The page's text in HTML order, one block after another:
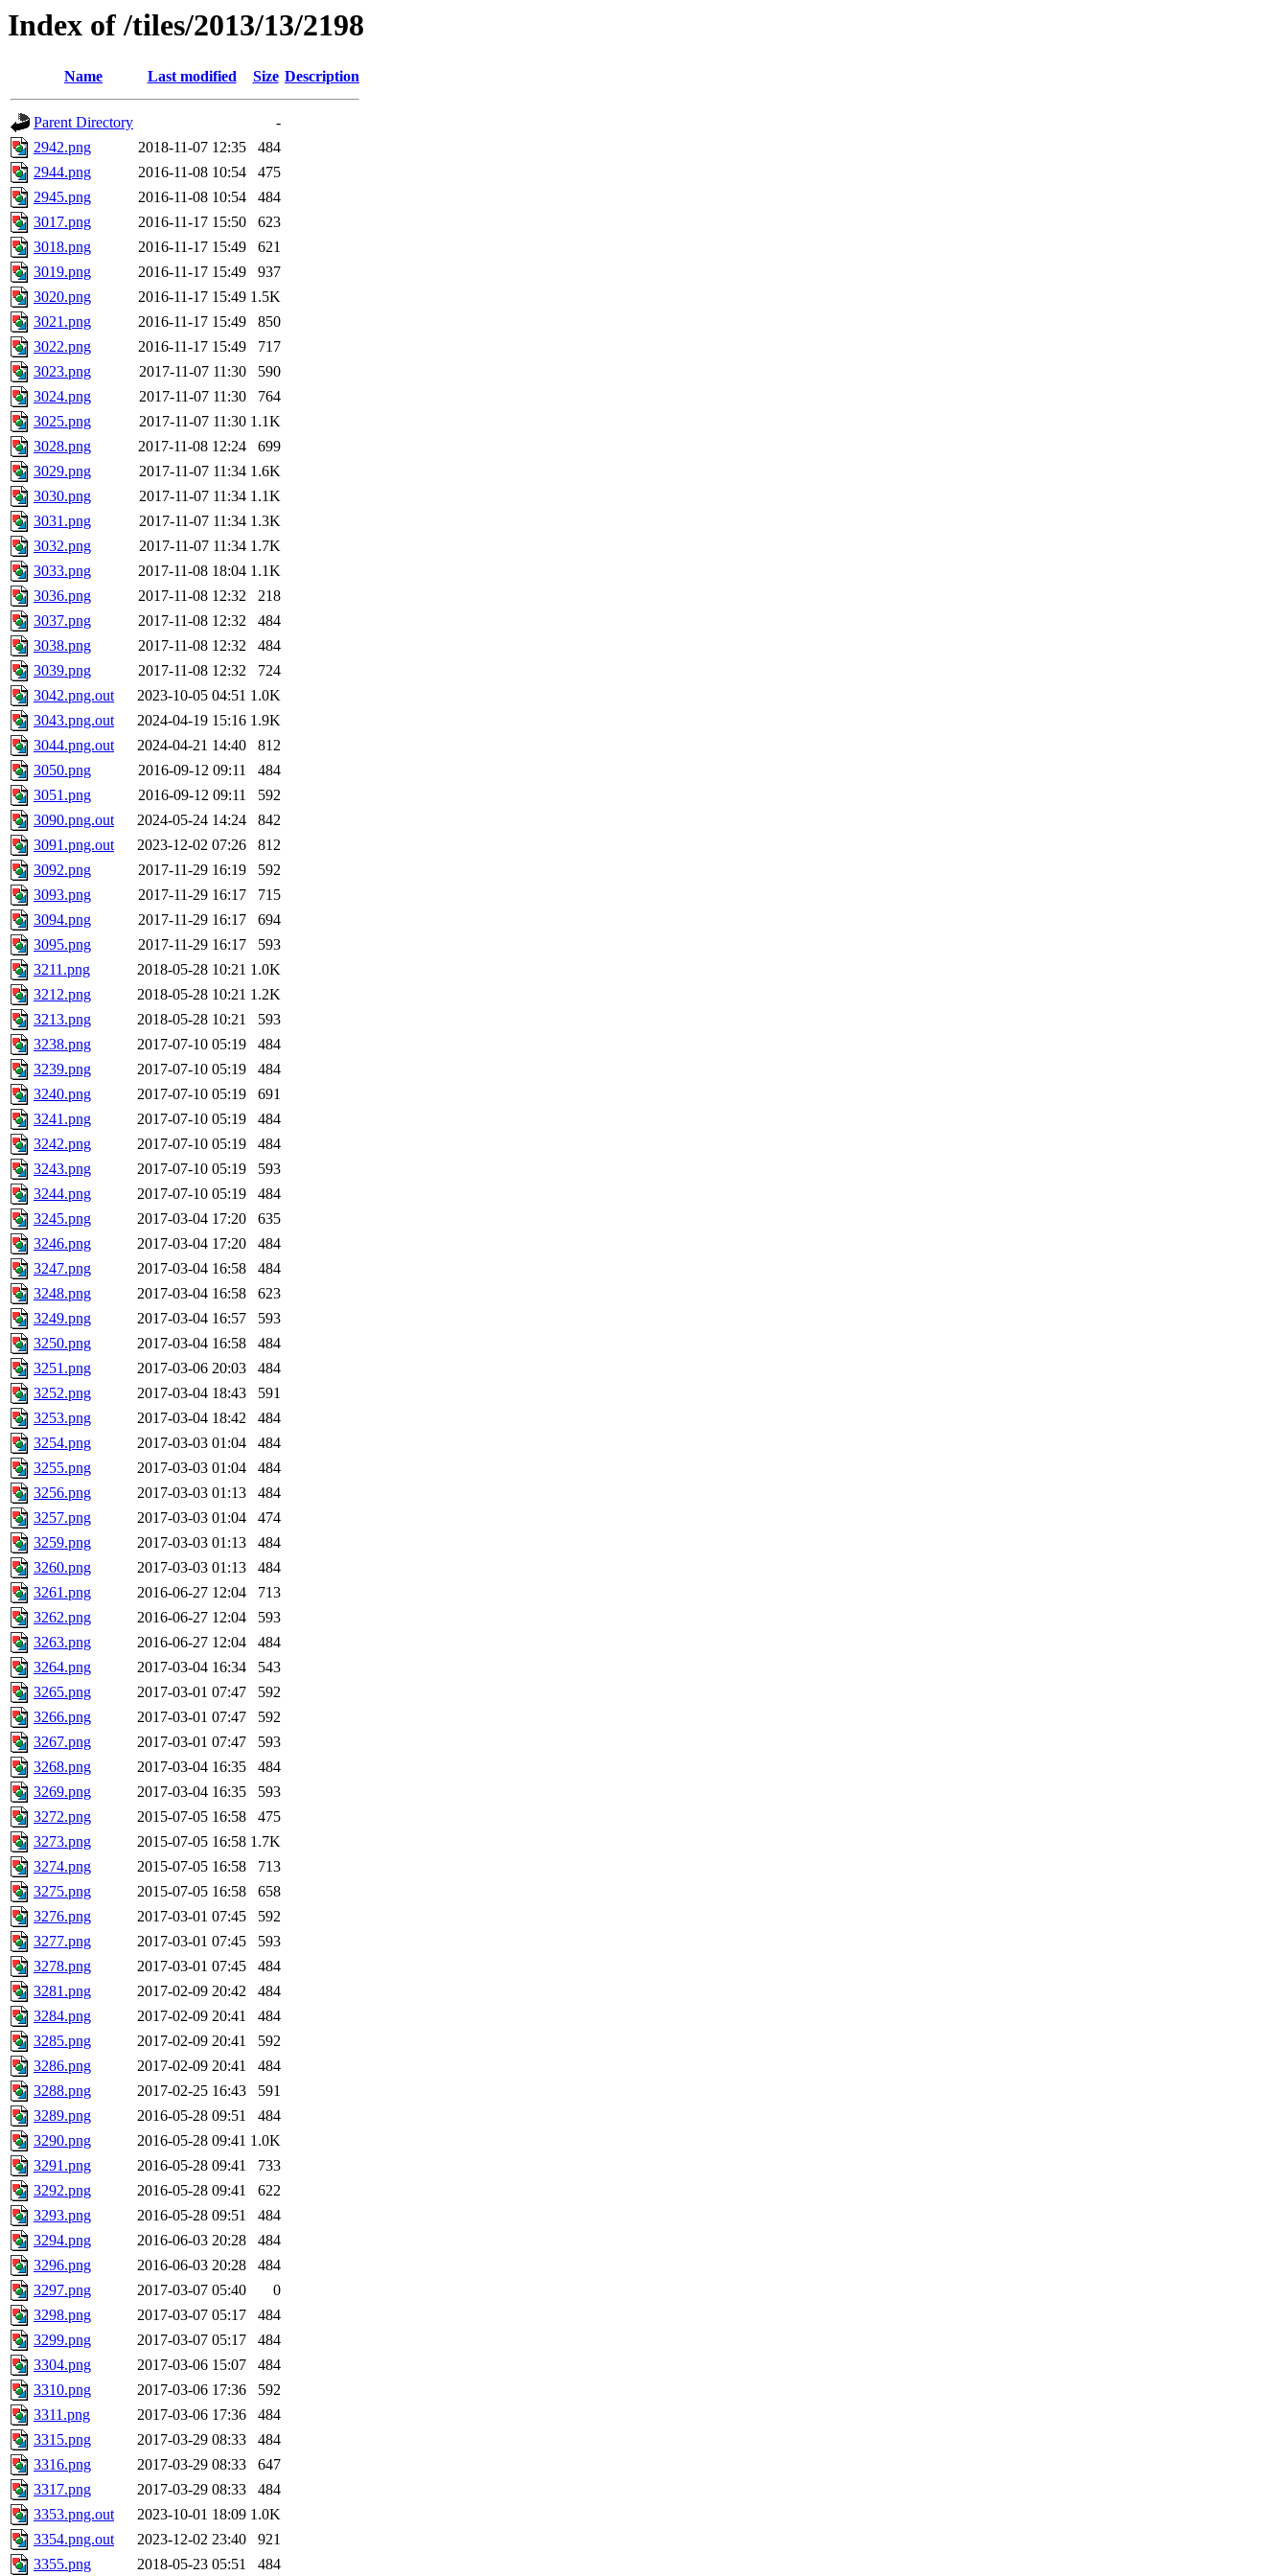
Index of /tiles/2013/13/2198
Name Last modified Size Description
Parent Directory
-
2942.png
2018-11-07 12:35
484
2944.png
2016-11-08 10:54
475
2945.png
2016-11-08 10:54
484
3017.png
2016-11-17 15:50
623
3018.png
2016-11-17 15:49
621
3019.png
2016-11-17 15:49
937
3020.png
2016-11-17 15:49 1.5K
3021.png
2016-11-17 15:49
850
3022.png
2016-11-17 15:49
717
3023.png
2017-11-07 11:30
590
3024.png
2017-11-07 11:30
764
3025.png
2017-11-07 11:30 1.1K
3028.png
2017-11-08 12:24
699
3029.png
2017-11-07 11:34 1.6K
3030.png
2017-11-07 11:34 1.1K
3031.png
2017-11-07 11:34 1.3K
3032.png
2017-11-07 11:34 1.7K
3033.png
2017-11-08 18:04 1.1K
3036.png
2017-11-08 12:32
218
3037.png
2017-11-08 12:32
484
3038.png
2017-11-08 12:32
484
3039.png
2017-11-08 12:32
724
3042.png.out
2023-10-05 04:51 1.0K
3043.png.out
2024-04-19 15:16 1.9K
3044.png.out
2024-04-21 14:40
812
3050.png
2016-09-12 09:11
484
3051.png
2016-09-12 09:11
592
3090.png.out
2024-05-24 14:24
842
3091.png.out
2023-12-02 07:26
812
3092.png
2017-11-29 16:19
592
3093.png
2017-11-29 16:17
715
3094.png
2017-11-29 16:17
694
3095.png
2017-11-29 16:17
593
3211.png
2018-05-28 10:21 1.0K
3212.png
2018-05-28 10:21 1.2K
3213.png
2018-05-28 10:21
593
3238.png
2017-07-10 05:19
484
3239.png
2017-07-10 05:19
484
3240.png
2017-07-10 05:19
691
3241.png
2017-07-10 05:19
484
3242.png
2017-07-10 05:19
484
3243.png
2017-07-10 05:19
593
3244.png
2017-07-10 05:19
484
3245.png
2017-03-04 17:20
635
3246.png
2017-03-04 17:20
484
3247.png
2017-03-04 16:58
484
3248.png
2017-03-04 16:58
623
3249.png
2017-03-04 16:57
593
3250.png
2017-03-04 16:58
484
3251.png
2017-03-06 20:03
484
3252.png
2017-03-04 18:43
591
3253.png
2017-03-04 18:42
484
3254.png
2017-03-03 01:04
484
3255.png
2017-03-03 01:04
484
3256.png
2017-03-03 01:13
484
3257.png
2017-03-03 01:04
474
3259.png
2017-03-03 01:13
484
3260.png
2017-03-03 01:13
484
3261.png
2016-06-27 12:04
713
3262.png
2016-06-27 12:04
593
3263.png
2016-06-27 12:04
484
3264.png
2017-03-04 16:34
543
3265.png
2017-03-01 07:47
592
3266.png
2017-03-01 07:47
592
3267.png
2017-03-01 07:47
593
3268.png
2017-03-04 16:35
484
3269.png
2017-03-04 16:35
593
3272.png
2015-07-05 16:58
475
3273.png
2015-07-05 16:58 1.7K
3274.png
2015-07-05 16:58
713
3275.png
2015-07-05 16:58
658
3276.png
2017-03-01 07:45
592
3277.png
2017-03-01 07:45
593
3278.png
2017-03-01 07:45
484
3281.png
2017-02-09 20:42
484
3284.png
2017-02-09 20:41
484
3285.png
2017-02-09 20:41
592
3286.png
2017-02-09 20:41
484
3288.png
2017-02-25 16:43
591
3289.png
2016-05-28 09:51
484
3290.png
2016-05-28 09:41 1.0K
3291.png
2016-05-28 09:41
733
3292.png
2016-05-28 09:41
622
3293.png
2016-05-28 09:51
484
3294.png
2016-06-03 20:28
484
3296.png
2016-06-03 20:28
484
3297.png
2017-03-07 05:40
0
3298.png
2017-03-07 05:17
484
3299.png
2017-03-07 05:17
484
3304.png
2017-03-06 15:07
484
3310.png
2017-03-06 17:36
592
3311.png
2017-03-06 17:36
484
3315.png
2017-03-29 08:33
484
3316.png
2017-03-29 08:33
647
3317.png
2017-03-29 08:33
484
3353.png.out
2023-10-01 18:09 1.0K
3354.png.out
2023-12-02 23:40
921
3355.png
2018-05-23 05:51 484